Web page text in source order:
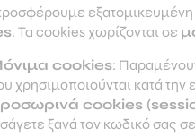
. Τα cookies χωρίζονται σε
cookies:
χρησιμοποιούνται κατά
cookies
ξανά τον κωδικό σας